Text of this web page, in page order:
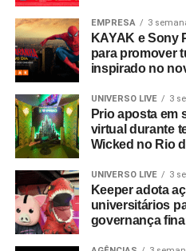
EMPRESA 3
KAYAK e Sony
para promover
inspirado no
UNIVERSO LIVE 3
Prio aposta em
virtual durante
Wicked no Rio
UNIVERSO LIVE 3
Keeper adota
universitários
governança